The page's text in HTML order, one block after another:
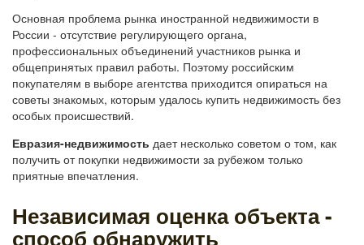
Основная проблема рынка иностранной недвижимости в
России - отсутствие регулирующего органа,
профессиональных объединений участников рынка и
общепринятых правил работы. Поэтому российским
покупателям в выборе агентства приходится опираться на
советы знакомых, которым удалось купить недвижимость без
особых происшествий.
Евразия-недвижимость дает несколько советом о том, как
получить от покупки недвижимости за рубежом только
приятные впечатления.
Независимая оценка объекта -
способ обнаружить